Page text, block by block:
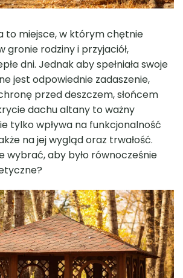
to miejsce, w którym chętnie
gronie rodziny i przyjaciół,
dni. Jednak aby spełniała swoje
jest odpowiednie zadaszenie,
przed deszczem, słońcem
dachu altany to ważny
tylko wpływa na funkcjonalność
na jej wygląd oraz trwałość.
wybrać, aby było równocześnie
beczka 350
Sauna Premium